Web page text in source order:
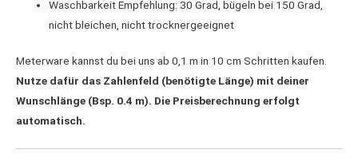
Waschbarkeit Empfehlung: 30 Grad, bügeln bei 150 Grad,
nicht bleichen, nicht trocknergeeignet
Meterware kannst du bei uns ab 0,1 m in 10 cm Schritten kaufen.
Nutze dafür das Zahlenfeld (benötigte Länge) mit deiner
Wunschlänge (Bsp. 0.4 m). Die Preisberechnung erfolgt
automatisch.